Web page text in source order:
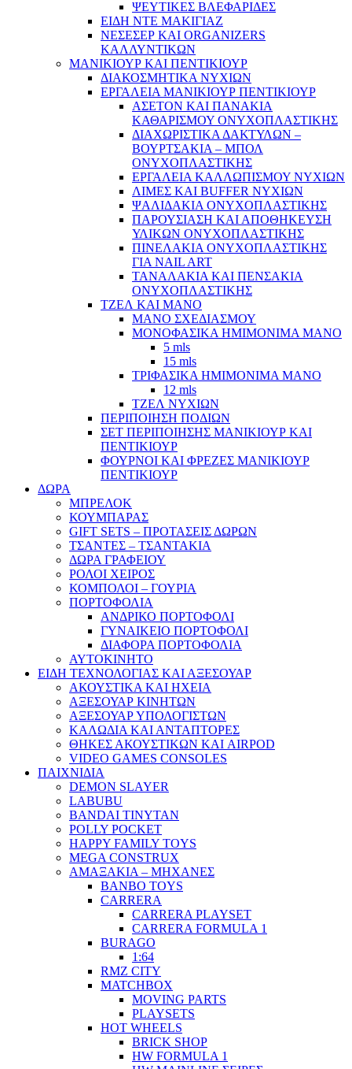
ΨΕΥΤΙΚΕΣ ΒΛΕΦΑΡΙΔΕΣ
ΕΙΔΗ ΝΤΕ ΜΑΚΙΓΙΑΖ
ΝΕΣΕΣΕΡ ΚΑΙ ORGANIZERS
ΚΑΛΛΥΝΤΙΚΩΝ
ΜΑΝΙΚΙΟΥΡ ΚΑΙ ΠΕΝΤΙΚΙΟΥΡ
ΔΙΑΚΟΣΜΗΤΙΚΑ ΝΥΧΙΩΝ
ΕΡΓΑΛΕΙΑ ΜΑΝΙΚΙΟΥΡ ΠΕΝΤΙΚΙΟΥΡ
ΑΣΕΤΟΝ ΚΑΙ ΠΑΝΑΚΙΑ
ΚΑΘΑΡΙΣΜΟΥ ΟΝΥΧΟΠΛΑΣΤΙΚΗΣ
ΔΙΑΧΩΡΙΣΤΙΚΑ ΔΑΚΤΥΛΩΝ –
ΒΟΥΡΤΣΑΚΙΑ – ΜΠΟΛ
ΟΝΥΧΟΠΛΑΣΤΙΚΗΣ
ΕΡΓΑΛΕΙΑ ΚΑΛΛΩΠΙΣΜΟΥ ΝΥΧΙΩΝ
ΛΙΜΕΣ ΚΑΙ BUFFER ΝΥΧΙΩΝ
ΨΑΛΙΔΑΚΙΑ ΟΝΥΧΟΠΛΑΣΤΙΚΗΣ
ΠΑΡΟΥΣΙΑΣΗ ΚΑΙ ΑΠΟΘΗΚΕΥΣΗ
ΥΛΙΚΩΝ ΟΝΥΧΟΠΛΑΣΤΙΚΗΣ
ΠΙΝΕΛΑΚΙΑ ΟΝΥΧΟΠΛΑΣΤΙΚΗΣ
ΓΙΑ NAIL ART
ΤΑΝΑΛΑΚΙΑ ΚΑΙ ΠΕΝΣΑΚΙΑ
ΟΝΥΧΟΠΛΑΣΤΙΚΗΣ
ΤΖΕΛ ΚΑΙ ΜΑΝΟ
ΜΑΝΟ ΣΧΕΔΙΑΣΜΟΥ
ΜΟΝΟΦΑΣΙΚΑ ΗΜΙΜΟΝΙΜΑ ΜΑΝΟ
5 mls
15 mls
ΤΡΙΦΑΣΙΚΑ ΗΜΙΜΟΝΙΜΑ ΜΑΝΟ
12 mls
ΤΖΕΛ ΝΥΧΙΩΝ
ΠΕΡΙΠΟΙΗΣΗ ΠΟΔΙΩΝ
ΣΕΤ ΠΕΡΙΠΟΙΗΣΗΣ ΜΑΝΙΚΙΟΥΡ ΚΑΙ
ΠΕΝΤΙΚΙΟΥΡ
ΦΟΥΡΝΟΙ ΚΑΙ ΦΡΕΖΕΣ ΜΑΝΙΚΙΟΥΡ
ΠΕΝΤΙΚΙΟΥΡ
ΔΩΡΑ
ΜΠΡΕΛΟΚ
ΚΟΥΜΠΑΡΑΣ
GIFT SETS – ΠΡΟΤΑΣΕΙΣ ΔΩΡΩΝ
ΤΣΑΝΤΕΣ – ΤΣΑΝΤΑΚΙΑ
ΔΩΡΑ ΓΡΑΦΕΙΟΥ
ΡΟΛΟΙ ΧΕΙΡΟΣ
ΚΟΜΠΟΛΟΙ – ΓΟΥΡΙΑ
ΠΟΡΤΟΦΟΛΙΑ
ΑΝΔΡΙΚΟ ΠΟΡΤΟΦΟΛΙ
ΓΥΝΑΙΚΕΙΟ ΠΟΡΤΟΦΟΛΙ
ΔΙΑΦΟΡΑ ΠΟΡΤΟΦΟΛΙΑ
ΑΥΤΟΚΙΝΗΤΟ
ΕΙΔΗ ΤΕΧΝΟΛΟΓΙΑΣ ΚΑΙ ΑΞΕΣΟΥΑΡ
ΑΚΟΥΣΤΙΚΑ ΚΑΙ ΗΧΕΙΑ
ΑΞΕΣΟΥΑΡ ΚΙΝΗΤΩΝ
ΑΞΕΣΟΥΑΡ ΥΠΟΛΟΓΙΣΤΩΝ
ΚΑΛΩΔΙΑ ΚΑΙ ΑΝΤΑΠΤΟΡΕΣ
ΘΗΚΕΣ ΑΚΟΥΣΤΙΚΩΝ ΚΑΙ AIRPOD
VIDEO GAMES CONSOLES
ΠΑΙΧΝΙΔΙΑ
DEMON SLAYER
LABUBU
BANDAI TINYTAN
POLLY POCKET
HAPPY FAMILY TOYS
MEGA CONSTRUX
ΑΜΑΞΑΚΙΑ – ΜΗΧΑΝΕΣ
BANBO TOYS
CARRERA
CARRERA PLAYSET
CARRERA FORMULA 1
BURAGO
1:64
RMZ CITY
MATCHBOX
MOVING PARTS
PLAYSETS
HOT WHEELS
BRICK SHOP
HW FORMULA 1